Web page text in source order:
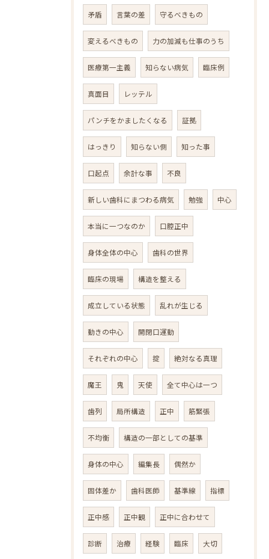
矛盾 言葉の差 守るべきもの
変えるべきもの 力の加減も仕事のうち
医療第一主義 知らない病気 臨床例
真面目 レッテル
パンチをかましたくなる 証拠
はっきり 知らない側 知った事
口起点 余計な事 不良
新しい歯科にまつわる病気 勉強 中心
本当に一つなのか 口腔正中
身体全体の中心 歯科の世界
臨床の現場 構造を整える
成立している状態 乱れが生じる
動きの中心 開閉口運動
それぞれの中心 掟 絶対なる真理
魔王 鬼 天使 全て中心は一つ
歯列 局所構造 正中 筋緊張
不均衡 構造の一部としての基準
身体の中心 編集長 偶然か
固体差か 歯科医師 基準線 指標
正中感 正中観 正中に合わせて
診断 治療 経験 臨床 大切